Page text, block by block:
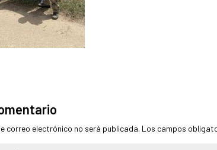
correo electrónico no será publicada. Los campos